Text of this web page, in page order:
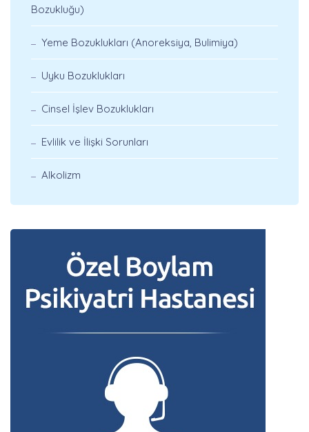
Bozukluğu)
Yeme Bozuklukları (Anoreksiya, Bulimiya)
Uyku Bozuklukları
Cinsel İşlev Bozuklukları
Evlilik ve İlişki Sorunları
Alkolizm